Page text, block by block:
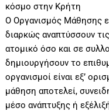
κόσμο στην Κρήτη
Ο Οργανισμός Μάθησης
διαρκώς αναπτύσσουν
ατομικό όσο και σε
δημιουργήσουν το
οργανισμοί είναι εξ’
μάθηση αποτελεί,
μέσο ανάπτυξης ή